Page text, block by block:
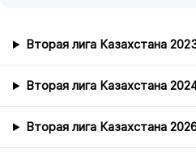
Вторая лига Казахстана
Вторая лига Казахстана
Вторая лига Казахстана